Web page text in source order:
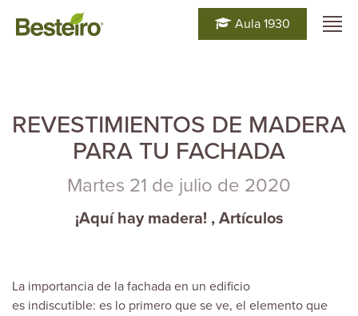
Aula 1930
REVESTIMIENTOS DE MADERA
PARA TU FACHADA
Martes 21 de julio de 2020
¡Aquí hay madera! , Artículos
La importancia de la fachada en un edificio
es indiscutible: es lo primero que se ve, el elemento que